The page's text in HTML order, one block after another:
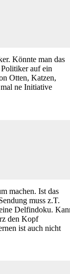
Könnte man das
auf ein
Otten, Katzen,
ne Initiative
machen. Ist das
muss z.T.
Delfindoku.
den Kopf
ist auch nicht